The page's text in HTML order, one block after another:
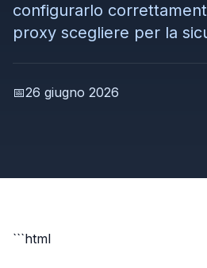
configurarlo
proxy scegliere per la
📅26 giugno 2026
```html